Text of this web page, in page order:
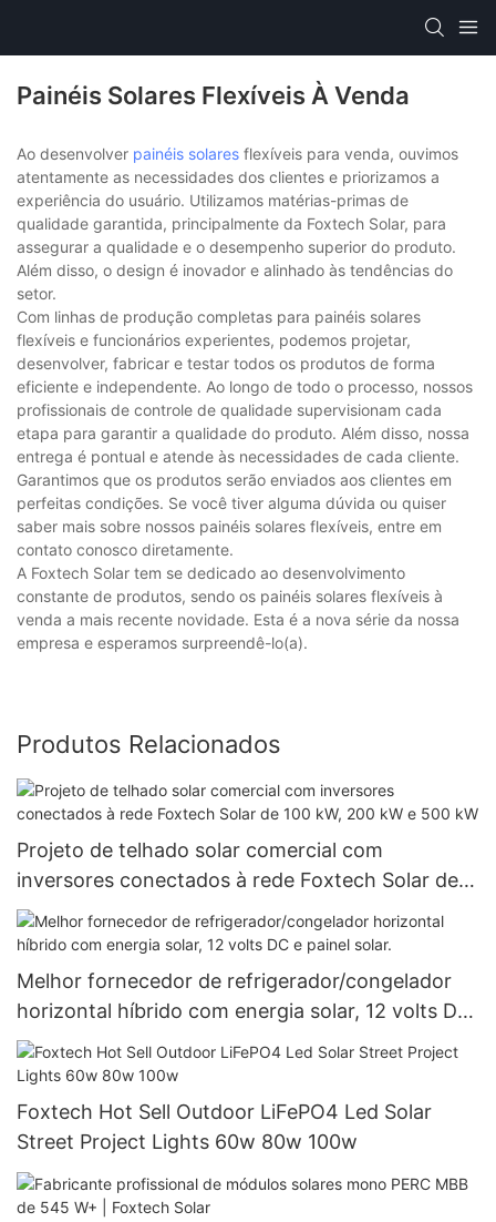
Painéis Solares Flexíveis À Venda
Ao desenvolver painéis solares flexíveis para venda, ouvimos
atentamente as necessidades dos clientes e priorizamos a
experiência do usuário. Utilizamos matérias-primas de
qualidade garantida, principalmente da Foxtech Solar, para
assegurar a qualidade e o desempenho superior do produto.
Além disso, o design é inovador e alinhado às tendências do
setor.
Com linhas de produção completas para painéis solares
flexíveis e funcionários experientes, podemos projetar,
desenvolver, fabricar e testar todos os produtos de forma
eficiente e independente. Ao longo de todo o processo, nossos
profissionais de controle de qualidade supervisionam cada
etapa para garantir a qualidade do produto. Além disso, nossa
entrega é pontual e atende às necessidades de cada cliente.
Garantimos que os produtos serão enviados aos clientes em
perfeitas condições. Se você tiver alguma dúvida ou quiser
saber mais sobre nossos painéis solares flexíveis, entre em
contato conosco diretamente.
A Foxtech Solar tem se dedicado ao desenvolvimento
constante de produtos, sendo os painéis solares flexíveis à
venda a mais recente novidade. Esta é a nova série da nossa
empresa e esperamos surpreendê-lo(a).
Produtos Relacionados
Projeto de telhado solar comercial com
inversores conectados à rede Foxtech Solar de
100 kW, 200 kW e 500 kW
Melhor fornecedor de refrigerador/congelador
horizontal híbrido com energia solar, 12 volts DC
e painel solar.
Foxtech Hot Sell Outdoor LiFePO4 Led Solar
Street Project Lights 60w 80w 100w